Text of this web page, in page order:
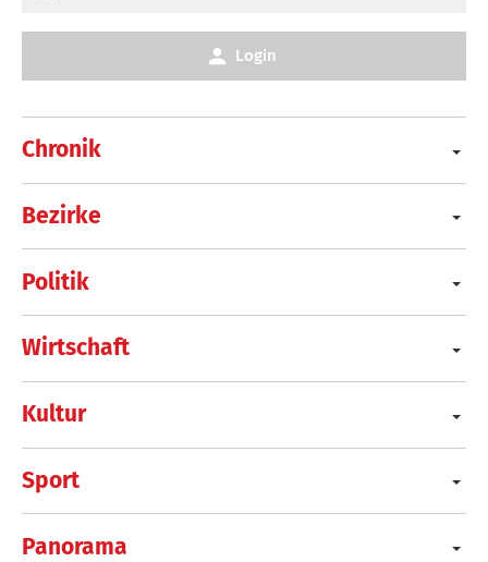
Chronik
Bezirke
Politik
Wirtschaft
Kultur
Sport
Panorama
Login